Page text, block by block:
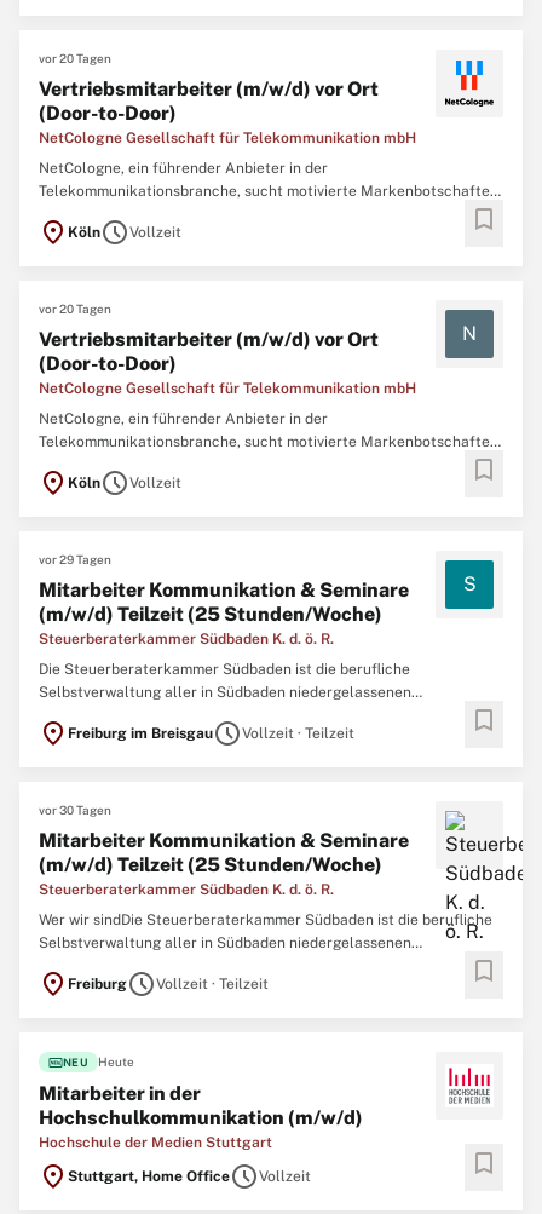
vor 20 Tagen
Vertriebsmitarbeiter (m/w/d) vor Ort
(Door-to-Door)
NetCologne Gesellschaft für Telekommunikation mbH
NetCologne, ein führender Anbieter in der
Telekommunikationsbranche, sucht motivierte Markenbotschafter
innovativen Unternehmenskultur und hast die Chance, unsere
location_on KölnscheduleVollzeit bookmark
vor 20 Tagen
Vertriebsmitarbeiter (m/w/d) vor Ort
(Door-to-Door)
NetCologne Gesellschaft für Telekommunikation mbH
N
NetCologne, ein führender Anbieter in der
Telekommunikationsbranche, sucht motivierte Markenbotschafter
innovativen Unternehmenskultur und hast die Chance, unsere
location_on KölnscheduleVollzeit bookmark
vor 29 Tagen
Mitarbeiter Kommunikation & Seminare
(m/w/d) Teilzeit (25 Stunden/Woche)
Steuerberaterkammer Südbaden K. d. ö. R.
S
Die Steuerberaterkammer Südbaden ist die berufliche
Selbstverwaltung aller in Südbaden niedergelassenen
Berufsausübungsgesellschaften. Als Körperschaft des
location_on Freiburg im BreisgauscheduleVollzeit · Teilzeit bookmark
vor 30 Tagen
Mitarbeiter Kommunikation & Seminare
(m/w/d) Teilzeit (25 Stunden/Woche)
Steuerberaterkammer Südbaden K. d. ö. R.
Wer wir sindDie Steuerberaterkammer Südbaden ist die berufliche
Selbstverwaltung aller in Südbaden niedergelassenen
Berufsausübungsgesellschaften. Als Körperschaft des
location_on FreiburgscheduleVollzeit · Teilzeit bookmark
fiber_newNEU Heute
Mitarbeiter in der
Hochschulkommunikation (m/w/d)
Hochschule der Medien Stuttgart
location_on Stuttgart, Home OfficescheduleVollzeit bookmark